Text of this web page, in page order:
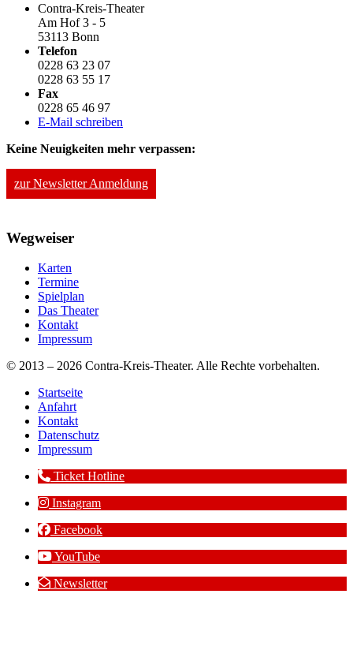
Contra-Kreis-Theater
Am Hof 3 - 5
53113 Bonn
Telefon
0228 63 23 07
0228 63 55 17
Fax
0228 65 46 97
E-Mail schreiben
Keine Neuigkeiten mehr verpassen:
zur Newsletter Anmeldung
Wegweiser
Karten
Termine
Spielplan
Das Theater
Kontakt
Impressum
© 2013 – 2026 Contra-Kreis-Theater. Alle Rechte vorbehalten.
Startseite
Anfahrt
Kontakt
Datenschutz
Impressum
Ticket Hotline
Instagram
Facebook
YouTube
Newsletter